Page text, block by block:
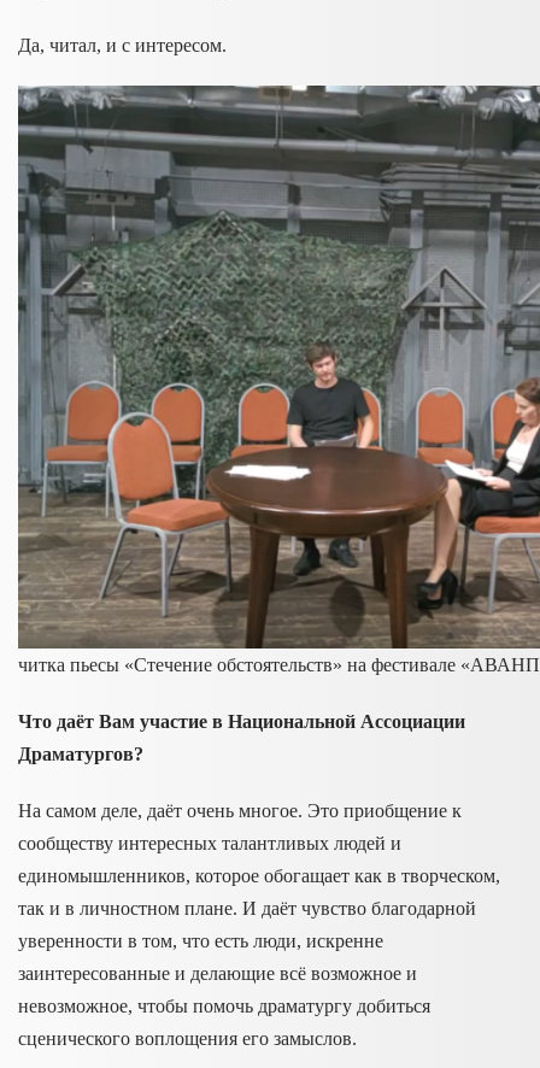
Да, читал, и с интересом.
читка пьесы «Стечение обстоятельств» на фестивале
Что даёт Вам участие в Национальной Ассоциации
Драматургов?
На самом деле, даёт очень многое. Это приобщение к
сообществу интересных талантливых людей и
единомышленников, которое обогащает как в творческом,
так и в личностном плане. И даёт чувство благодарной
уверенности в том, что есть люди, искренне
заинтересованные и делающие всё возможное и
невозможное, чтобы помочь драматургу добиться
сценического воплощения его замыслов.